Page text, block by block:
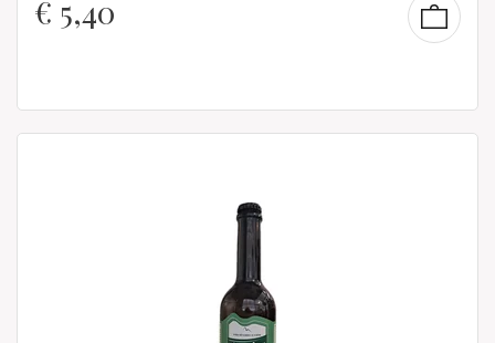
€ 5,40